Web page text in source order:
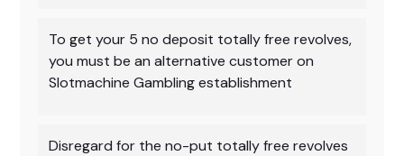
To get your 5 no deposit totally free revolves,
you must be an alternative customer on
Slotmachine Gambling establishment
Disregard for the no-put totally free revolves